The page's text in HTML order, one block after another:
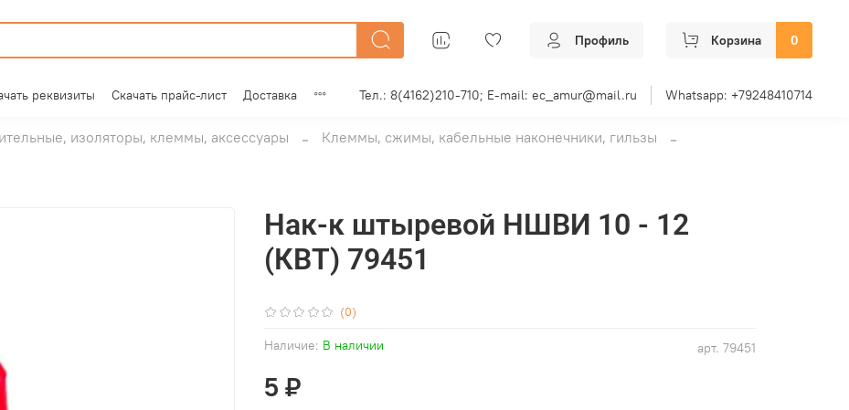
Профиль Корзина 0
реквизиты Скачать прайс-лист Доставка Тел.: 8(4162)210-710; E-mail: ec_amur@mail.ru Whatsapp: +79248410714
изоляторы, клеммы, аксессуары
Клеммы, сжимы, кабельные наконечники, гильзы
(0)
арт. 79451
Наличие: В наличии
Нак-к штыревой НШВИ 10 - 12
(КВТ) 79451
5 ₽